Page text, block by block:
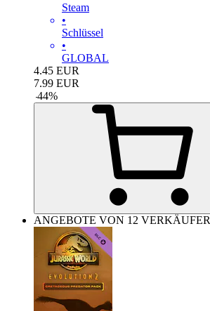
Steam
•
Schlüssel
•
GLOBAL
4.45 EUR
7.99 EUR
-44%
ANGEBOTE VON 12 VERKÄUFER